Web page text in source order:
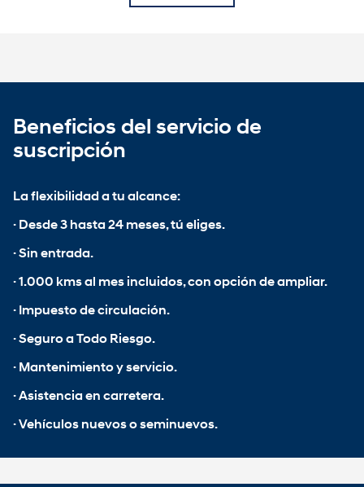
Beneficios del servicio de
suscripción
La flexibilidad a tu alcance:
· Desde 3 hasta 24 meses, tú eliges.
· Sin entrada.
· 1.000 kms al mes incluidos, con opción de ampliar.
· Impuesto de circulación.
· Seguro a Todo Riesgo.
· Mantenimiento y servicio.
· Asistencia en carretera.
· Vehículos nuevos o seminuevos.